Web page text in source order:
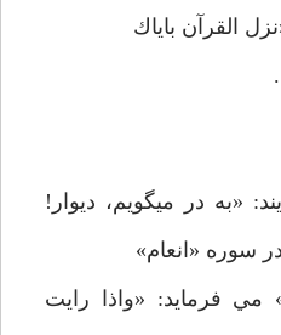
القرآن باياك
«به در ميگويم، ديوار!
سوره «انعام»
فرمايد: «واذا رايت